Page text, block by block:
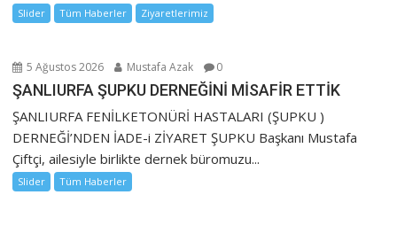
Slider Tüm Haberler Ziyaretlerimiz
5 Ağustos 2026 Mustafa Azak 0
ŞANLIURFA ŞUPKU DERNEĞİNİ MİSAFİR ETTİK
ŞANLIURFA FENİLKETONÜRİ HASTALARI (ŞUPKU )
DERNEĞİ’NDEN İADE-i ZİYARET ŞUPKU Başkanı Mustafa
Çiftçi, ailesiyle birlikte dernek büromuzu...
Slider Tüm Haberler